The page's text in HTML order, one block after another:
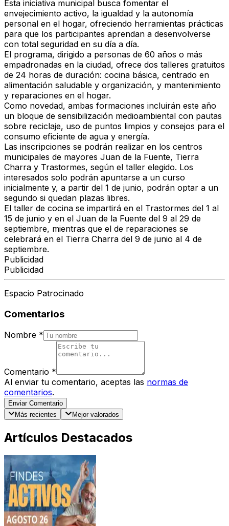
Esta iniciativa municipal busca fomentar el
envejecimiento activo, la igualdad y la autonomía
personal en el hogar, ofreciendo herramientas prácticas
para que los participantes aprendan a desenvolverse
con total seguridad en su día a día.
El programa, dirigido a personas de 60 años o más
empadronadas en la ciudad, ofrece dos talleres gratuitos
de 24 horas de duración: cocina básica, centrado en
alimentación saludable y organización, y mantenimiento
y reparaciones en el hogar.
Como novedad, ambas formaciones incluirán este año
un bloque de sensibilización medioambiental con pautas
sobre reciclaje, uso de puntos limpios y consejos para el
consumo eficiente de agua y energía.
Las inscripciones se podrán realizar en los centros
municipales de mayores Juan de la Fuente, Tierra
Charra y Trastormes, según el taller elegido. Los
interesados solo podrán apuntarse a un curso
inicialmente y, a partir del 1 de junio, podrán optar a un
segundo si quedan plazas libres.
El taller de cocina se impartirá en el Trastormes del 1 al
15 de junio y en el Juan de la Fuente del 9 al 29 de
septiembre, mientras que el de reparaciones se
celebrará en el Tierra Charra del 9 de junio al 4 de
septiembre.
Publicidad
Publicidad
Espacio Patrocinado
Comentarios
Nombre *
Comentario *
Al enviar tu comentario, aceptas las normas de
comentarios.
Enviar Comentario
Más recientes
Mejor valorados
Artículos Destacados